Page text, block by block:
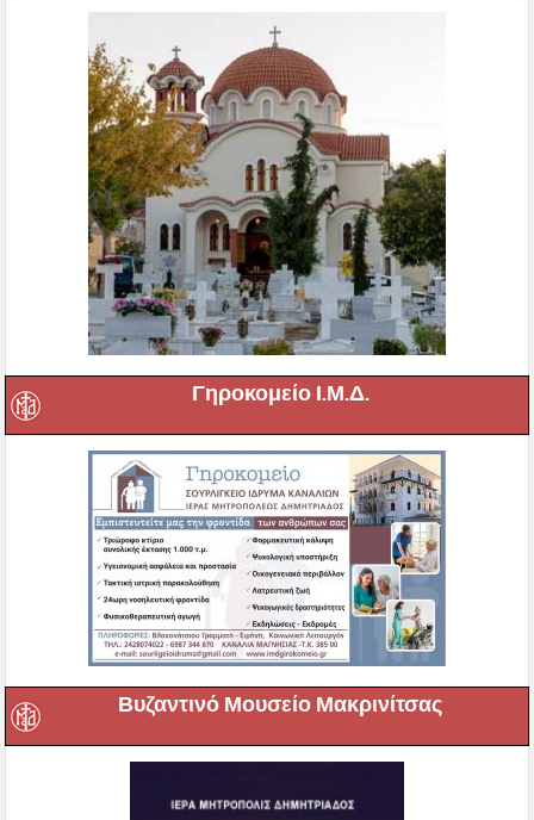
Γηροκομείο Ι.Μ.Δ.
Βυζαντινό Μουσείο Μακρινίτσας